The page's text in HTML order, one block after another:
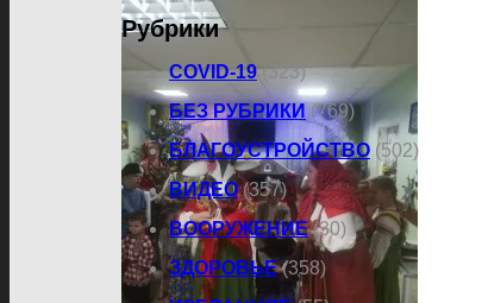
Рубрики
COVID-19(323)
БЕЗ РУБРИКИ(769)
БЛАГОУСТРОЙСТВО (502)
ВИДЕО(357)
ВООРУЖЕНИЕ(30)
ЗДОРОВЬЕ(358)